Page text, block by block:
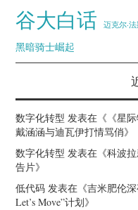
谷大白话 迈克尔·
黑暗骑士崛起
数字化转型 发表在《 《星
戴涵涵与迪瓦伊打情骂俏》
数字化转型 发表在《科波
告片》
低代码 发表在《吉米肥伦
Let’s Move”计划》